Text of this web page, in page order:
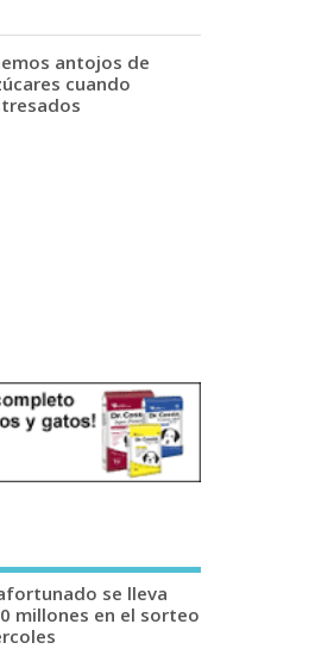
antojos de
cuando
se lleva
millones en el sorteo